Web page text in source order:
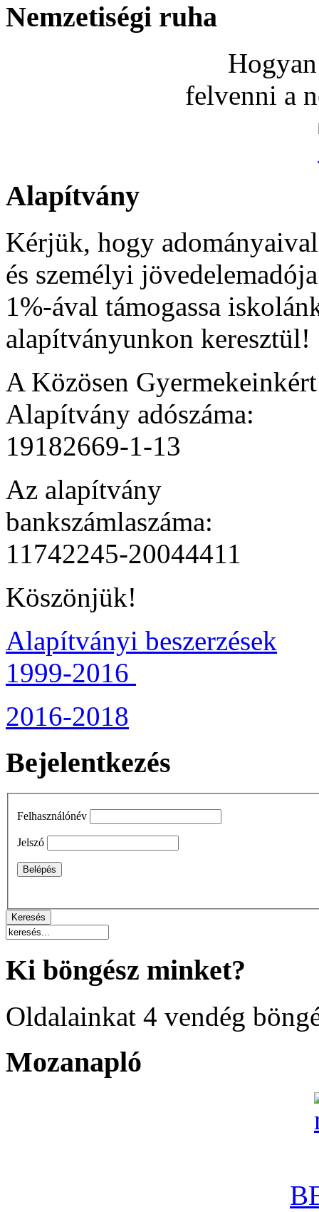
Nemzetiségi ruha
felvenni a
Alapítvány
Kérjük, hogy adományaival
és személyi jövedelemadója
1%-ával támogassa
alapítványunkon keresztül!
A Közösen
Alapítvány adószáma:
19182669-1-13
Az alapítvány
bankszámlaszáma:
11742245-20044411
Köszönjük!
Alapítványi beszerzések
1999-2016
2016-2018
Bejelentkezés
Felhasználónév
Jelszó
Ki böngész minket?
Oldalainkat 4 vendég
Mozanapló